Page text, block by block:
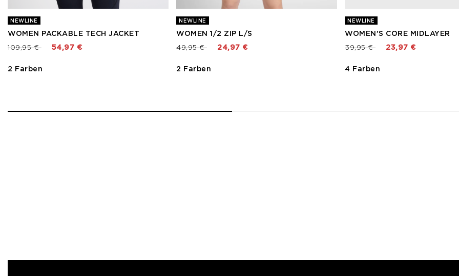
NEWLINE
WOMEN PACKABLE TECH JACKET
Preis reduziert von
109,95 €bis 54,97 €
2 Farben
NEWLINE
WOMEN 1/2 ZIP L/S
Preis reduziert von
49,95 €bis 24,97 €
2 Farben
NEWLINE
WOMEN'S CORE MIDLAYER
Preis reduziert von
39,95 €bis 23,97 €
4 Farben